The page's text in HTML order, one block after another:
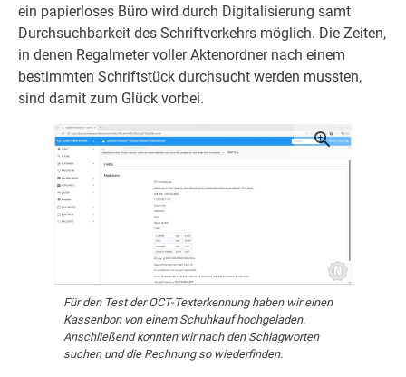
ein papierloses Büro wird durch Digitalisierung samt
Durchsuchbarkeit des Schriftverkehrs möglich. Die Zeiten,
in denen Regalmeter voller Aktenordner nach einem
bestimmten Schriftstück durchsucht werden mussten,
sind damit zum Glück vorbei.
Für den Test der OCT-Texterkennung haben wir einen
Kassenbon von einem Schuhkauf hochgeladen.
Anschließend konnten wir nach den Schlagworten
suchen und die Rechnung so wiederfinden.